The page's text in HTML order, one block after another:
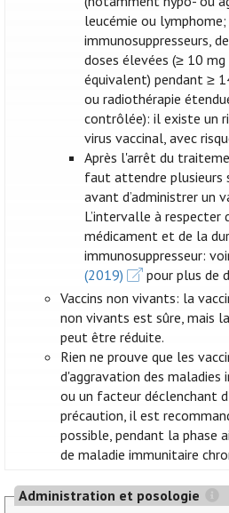
leucémie ou
immunosuppresseurs,
doses élevées (≥ 10
équivalent) pendant ≥
ou radiothérapie
contrôlée): il existe un
virus vaccinal, avec
Après l'arrêt du
faut attendre plusieurs
avant d’administrer un
L’intervalle à respecter
médicament et de la
immunosuppresseur:
(2019)
pour plus de
Vaccins non vivants: la
non vivants est sûre, mais
peut être réduite.
Rien ne prouve que les
d'aggravation des maladies
ou un facteur déclenchant
précaution, il est
possible, pendant la phase
de maladie immunitaire
Administration et posologie